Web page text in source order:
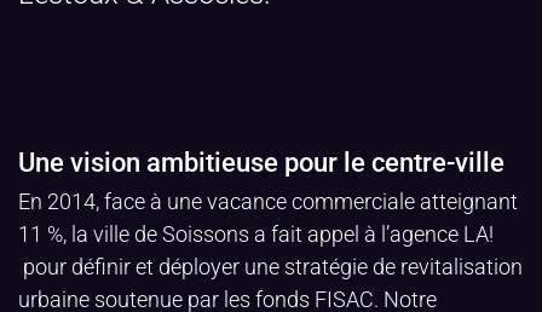
Une vision ambitieuse pour le centre-ville
En 2014, face à une vacance commerciale atteignant
11 %, la ville de Soissons a fait appel à l’agence LA!
pour définir et déployer une stratégie de revitalisation
urbaine soutenue par les fonds FISAC. Notre